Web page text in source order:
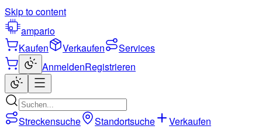
Skip to content
ampario
Kaufen
Verkaufen
Services
AnmeldenRegistrieren
Streckensuche Standortsuche Verkaufen